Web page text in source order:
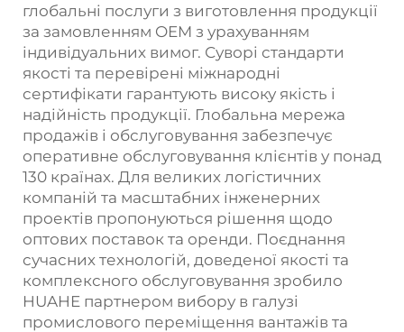
глобальні послуги з виготовлення продукції
за замовленням OEM з урахуванням
індивідуальних вимог. Суворі стандарти
якості та перевірені міжнародні
сертифікати гарантують високу якість і
надійність продукції. Глобальна мережа
продажів і обслуговування забезпечує
оперативне обслуговування клієнтів у понад
130 країнах. Для великих логістичних
компаній та масштабних інженерних
проектів пропонуються рішення щодо
оптових поставок та оренди. Поєднання
сучасних технологій, доведеної якості та
комплексного обслуговування зробило
HUAHE партнером вибору в галузі
промислового переміщення вантажів та